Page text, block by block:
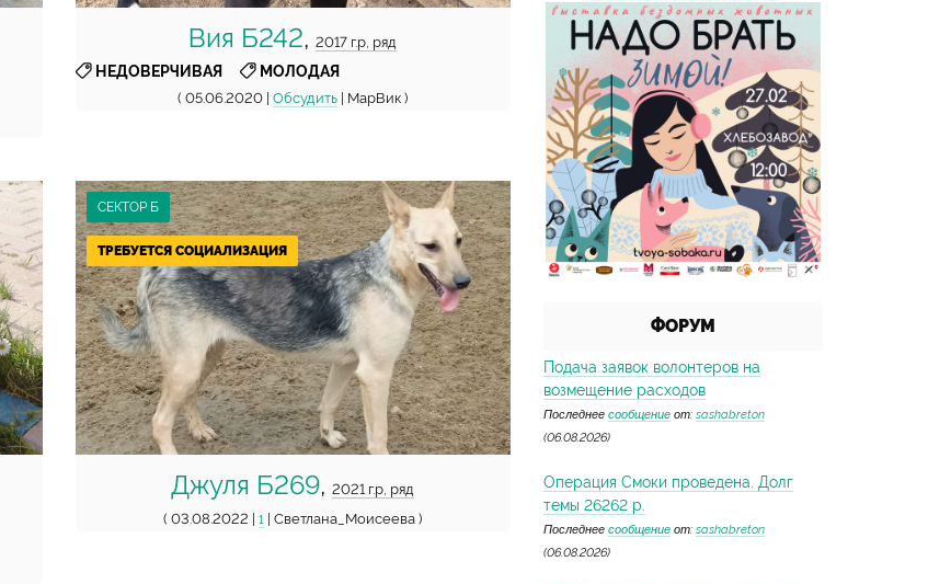
Вия Б242,2017 г.р, ряд
НЕДОВЕРЧИВАЯ,
МОЛОДАЯ
( 05.06.2020 |Обсудить | МарВик )
СЕКТОР Б
Джуля Б269,2021 г.р, ряд
( 03.08.2022 |1 | Светлана_Моисеева )
ТРЕБУЕТСЯ СОЦИАЛИЗАЦИЯ
ФОРУМ
Подача заявок волонтеров на
возмещение расходов
Последнее сообщение от: sashabreton
(06.08.2026)
Операция Смоки проведена. Долг
темы 26262 р.
Последнее сообщение от: sashabreton
(06.08.2026)